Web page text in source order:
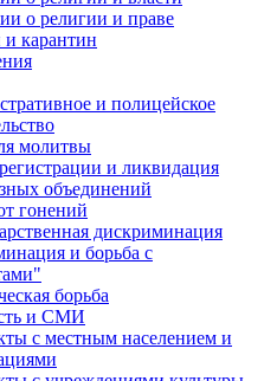
о религии и праве
карантин
и полицейское
молитвы
и ликвидация
объединений
гонений
дискриминация
и борьба с
борьба
и СМИ
с местным населением и